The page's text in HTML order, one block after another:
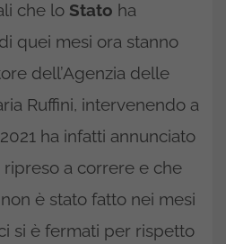
che lo Stato ha
quei mesi ora stanno
dell’Agenzia delle
Ruffini, intervenendo a
ha infatti annunciato
a correre e che
è stato fatto nei mesi
si è fermati per rispetto